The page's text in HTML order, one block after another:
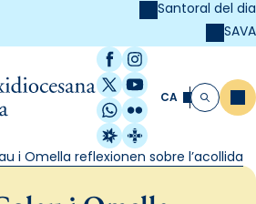
Santoral del dia
SAVA
Facebook
Instagram
X / Twitter
YouTube
WhatsApp
Flickr
Radio Estel
Catalunya
CA Cerca
i Omella reflexionen sobre l’acollida